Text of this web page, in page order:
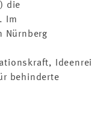
die
Im
Nürnberg
behinderte